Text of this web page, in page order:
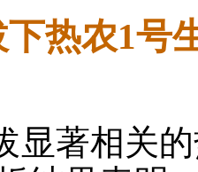
下热农1号
显著相关